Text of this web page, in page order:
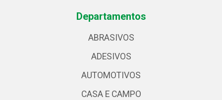
Departamentos
ABRASIVOS
ADESIVOS
AUTOMOTIVOS
CASA E CAMPO